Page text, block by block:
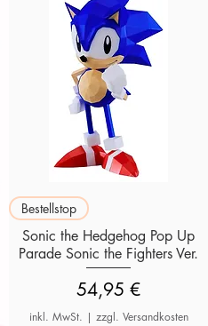
Schnellansicht
Bestellstop
Sonic the Hedgehog Pop Up
Parade Sonic the Fighters Ver.
Preis
54,95 €
inkl. MwSt. | zzgl. Versandkosten